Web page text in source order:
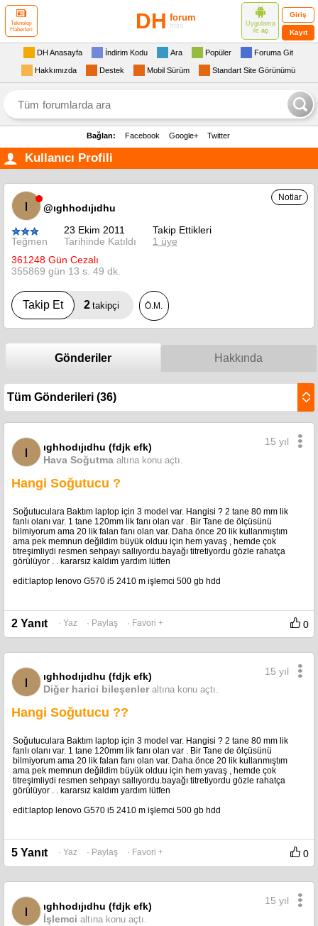
Teknoloji
Haberleri
DH forum
mini
Uygulama
ile aç
Giriş
Kayıt
DH Anasayfa İndirim Kodu Ara Popüler Foruma Git
Hakkımızda Destek Mobil Sürüm Standart Site Görünümü
Bağlan: Facebook Google+ Twitter
Kullanıcı Profili
ı @ıghhodıjıdhu
Notlar
Teğmen
23 Ekim 2011
Tarihinde Katıldı
Takip Ettikleri
1 üye
361248 Gün Cezalı
355869 gün 13 s. 49 dk.
Takip Et 2 takipçi Ö.M.
Gönderiler Hakkında
ı
ıghhodıjıdhu (fdjk efk)
Hava Soğutma altına konu açtı.
15 yıl
Hangi Soğutucu ?
Soğutuculara Baktım laptop için 3 model var. Hangisi ? 2 tane 80 mm lik
fanlı olanı var. 1 tane 120mm lik fanı olan var . Bir Tane de ölçüsünü
bilmiyorum ama 20 lik falan fanı olan var. Daha önce 20 lik kullanmıştım
ama pek memnun değildim büyük olduu için hem yavaş , hemde çok
titreşimliydi resmen sehpayı sallıyordu.bayağı titretiyordu gözle rahatça
görülüyor . . kararsız kaldım yardım lütfen
edit:laptop lenovo G570 i5 2410 m işlemci 500 gb hdd
2 Yanıt · Yaz · Paylaş · Favori + 0
ı
ıghhodıjıdhu (fdjk efk)
Diğer harici bileşenler altına konu açtı.
15 yıl
Hangi Soğutucu ??
Soğutuculara Baktım laptop için 3 model var. Hangisi ? 2 tane 80 mm lik
fanlı olanı var. 1 tane 120mm lik fanı olan var . Bir Tane de ölçüsünü
bilmiyorum ama 20 lik falan fanı olan var. Daha önce 20 lik kullanmıştım
ama pek memnun değildim büyük olduu için hem yavaş , hemde çok
titreşimliydi resmen sehpayı sallıyordu.bayağı titretiyordu gözle rahatça
görülüyor . . kararsız kaldım yardım lütfen
edit:laptop lenovo G570 i5 2410 m işlemci 500 gb hdd
5 Yanıt · Yaz · Paylaş · Favori + 0
ı
ıghhodıjıdhu (fdjk efk)
İşlemci altına konu açtı.
15 yıl